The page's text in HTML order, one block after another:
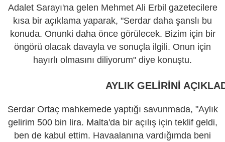
Adalet Sarayı'na gelen Mehmet Ali Erbil gazetecilere
kısa bir açıklama yaparak, "Serdar daha şanslı bu
konuda. Onunki daha önce görülecek. Bizim için bir
öngörü olacak davayla ve sonuçla ilgili. Onun için
hayırlı olmasını diliyorum" diye konuştu.
AYLIK GELİRİNİ
Serdar Ortaç mahkemede yaptığı savunmada, "Aylık
gelirim 500 bin lira. Malta'da bir açılış için teklif geldi,
ben de kabul ettim. Havaalanına vardığımda beni